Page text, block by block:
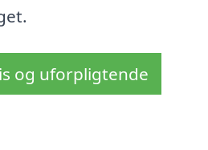
og uforpligtende